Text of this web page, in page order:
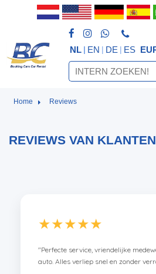
NL EN DE ES
Home Reviews
REVIEWS VAN
★★★★★
"Perfecte service, vriendelijke
auto. Alles verliep snel en zonder